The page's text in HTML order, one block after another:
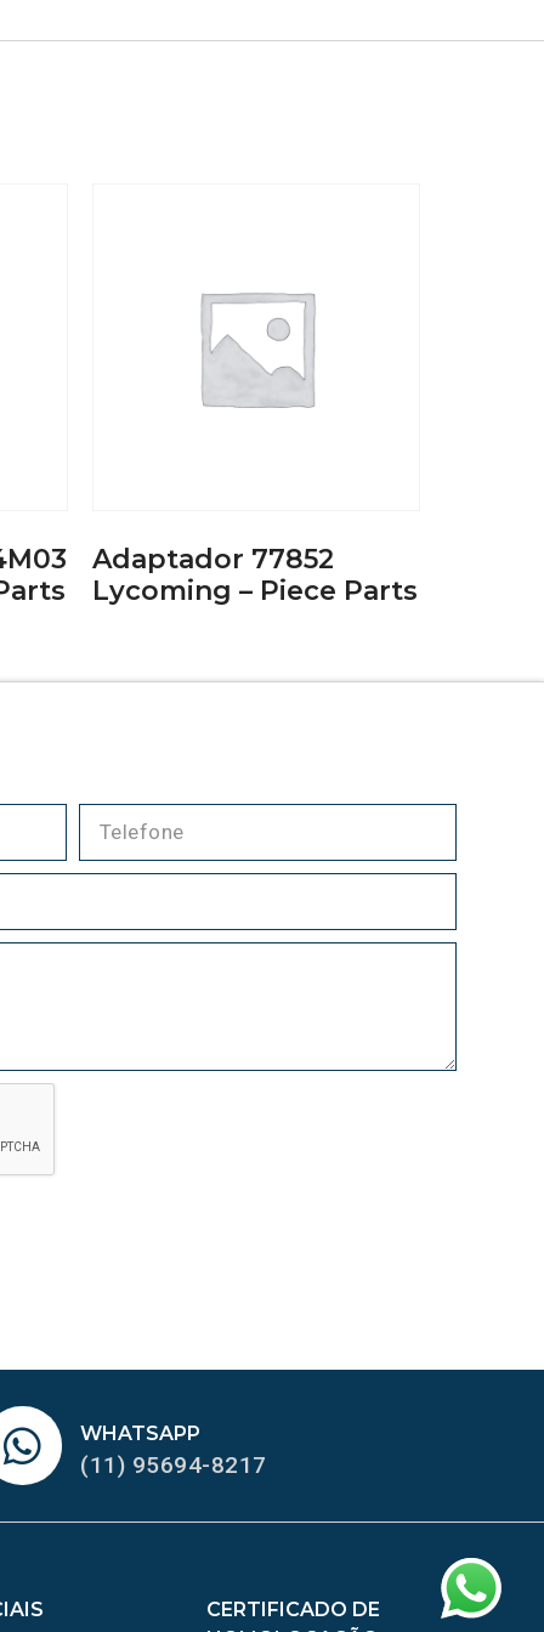
Adaptador 77852
Lycoming – Piece Parts
WHATSAPP
(11) 95694-8217
CERTIFICADO DE